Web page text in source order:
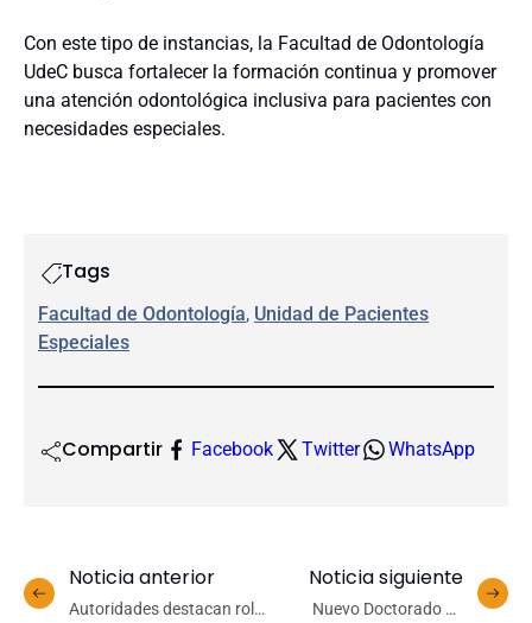
Con este tipo de instancias, la Facultad de Odontología
UdeC busca fortalecer la formación continua y promover
una atención odontológica inclusiva para pacientes con
necesidades especiales.
Tags
Facultad de Odontología, Unidad de Pacientes
Especiales
Compartir Facebook Twitter WhatsApp
Noticia anterior
Autoridades destacan rol
Noticia siguiente
Nuevo Doctorado en